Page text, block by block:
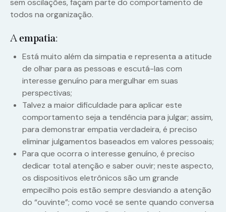
sem oscilações, façam parte do comportamento de
todos na organização.
A empatia:
Está muito além da simpatia e representa a atitude
de olhar para as pessoas e escutá-las com
interesse genuíno para mergulhar em suas
perspectivas;
Talvez a maior dificuldade para aplicar este
comportamento seja a tendência para julgar; assim,
para demonstrar empatia verdadeira, é preciso
eliminar julgamentos baseados em valores pessoais;
Para que ocorra o interesse genuíno, é preciso
dedicar total atenção e saber ouvir; neste aspecto,
os dispositivos eletrônicos são um grande
empecilho pois estão sempre desviando a atenção
do “ouvinte”; como você se sente quando conversa